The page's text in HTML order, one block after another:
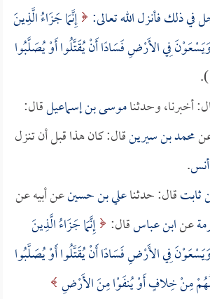
في ذلك فأنزل الله تعالى: إِنَّمَا جَزَاءُ الَّذِينَ
فِي الأَرْضِ فَسَادًا أَنْ يُقَتَّلُوا أَوْ يُصَلَّبُوا
أخبرنا، وحدثناموسى بن إسماعيلقال:
محمد بن سيرينقال: كان هذا قبل أن تنزل
أنس.
ثابتقال: حدثناعلي بن حسينعن أبيه عن
عنابن عباسقال: إِنَّمَا جَزَاءُ الَّذِينَ
فِي الأَرْضِ فَسَادًا أَنْ يُقَتَّلُوا أَوْ يُصَلَّبُوا
مِنْ خِلافٍ أَوْ يُنفَوْا مِنَ الأَرْضِ